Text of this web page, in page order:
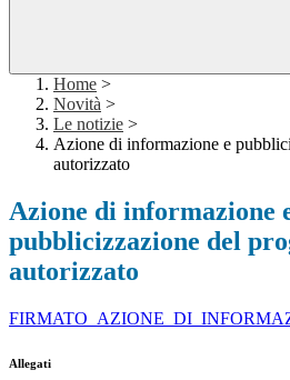
Home >
Novità >
Le notizie >
Azione di informazione e
autorizzato
Azione di informazione
pubblicizzazione del
autorizzato
Allegati